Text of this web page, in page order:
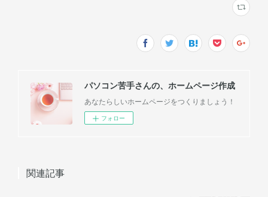
パソコン苦手さんの、ホームページ作成
あなたらしいホームページをつくりましょう！
フォロー
関連記事